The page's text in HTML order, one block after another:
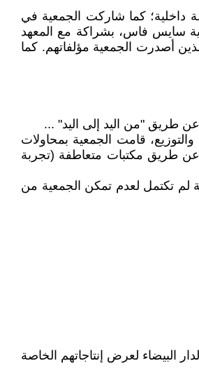
داخلية؛ كما شاركت الجمعية في
سايس فاس، بشراكة مع المعهد
مجموعة من الباحثين والمؤلفين الذين أصدرت الجمعية مؤلفاتهم. كما
عن طريق "من اليد إلى اليد" ...
قامت الجمعية بمحاولات
عن طريق مكتبات متعاطفة (تجربة
لم تكتمل لعدم تمكن الجمعية من
البيضاء لعرض إنتاجاتهم الخاصة